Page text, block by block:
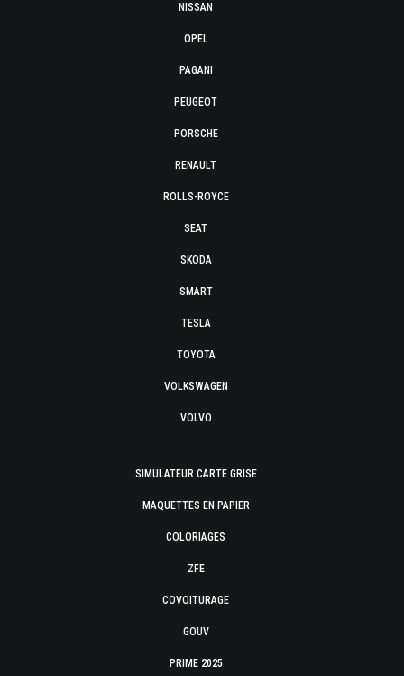
NISSAN
OPEL
PAGANI
PEUGEOT
PORSCHE
RENAULT
ROLLS-ROYCE
SEAT
SKODA
SMART
TESLA
TOYOTA
VOLKSWAGEN
VOLVO
SIMULATEUR CARTE GRISE
MAQUETTES EN PAPIER
COLORIAGES
ZFE
COVOITURAGE
GOUV
PRIME 2025